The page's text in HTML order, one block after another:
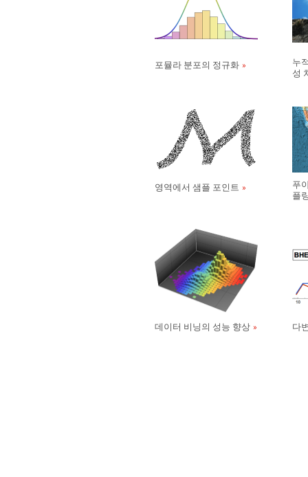
포뮬라 분포의 정규화
누
성
영역에서 샘플 포인트
푸
플
데이터 비닝의 성능 향상 다